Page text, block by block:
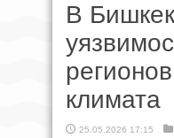
В
климата
25.05.2026 17:15